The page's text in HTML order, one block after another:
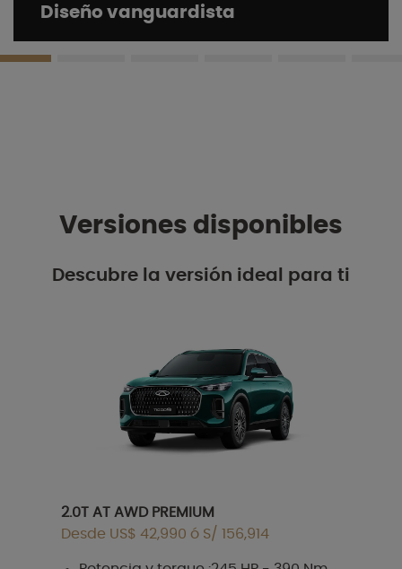
Diseño vanguardista
Versiones disponibles
Descubre la versión ideal para ti
2.0T AT AWD PREMIUM
Desde US$ 42,990 ó S/ 156,914